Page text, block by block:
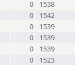
0
1538
0
1542
0
1539
0
1539
0
1539
0
1523